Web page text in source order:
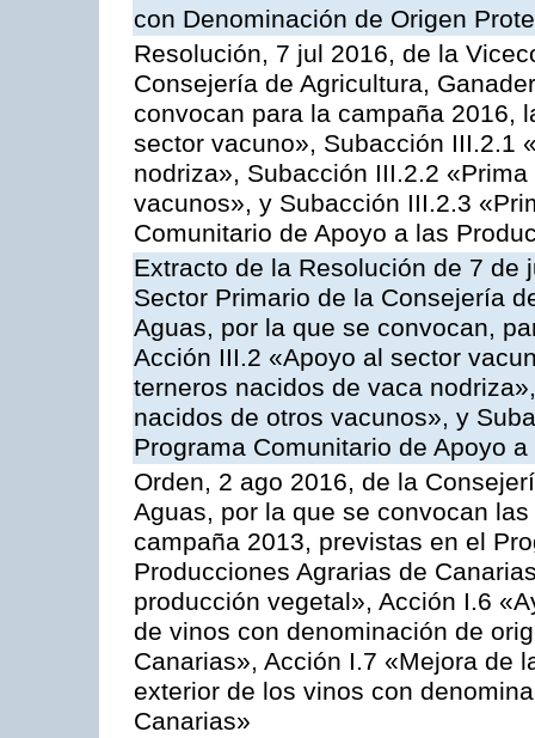
con Denominación de Origen
Resolución, 7 jul 2016, de la
Consejería de Agricultura,
convocan para la campaña 2016,
sector vacuno», Subacción III.2.1
nodriza», Subacción III.2.2
vacunos», y Subacción III.2.3
Comunitario de Apoyo a las
Extracto de la Resolución de 7
Sector Primario de la Consejería
Aguas, por la que se convocan,
Acción III.2 «Apoyo al sector
terneros nacidos de vaca
nacidos de otros vacunos», y
Programa Comunitario de Apoyo
Orden, 2 ago 2016, de la
Aguas, por la que se convocan
campaña 2013, previstas en el
Producciones Agrarias de
producción vegetal», Acción I.6
de vinos con denominación de
Canarias», Acción I.7 «Mejora de
exterior de los vinos con
Canarias»